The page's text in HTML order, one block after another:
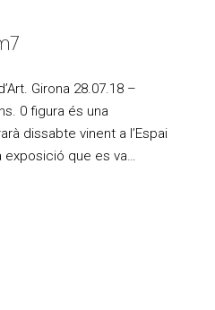
Girona 28.07.18 –
0 figura és una
dissabte vinent a l’Espai
exposició que es va…